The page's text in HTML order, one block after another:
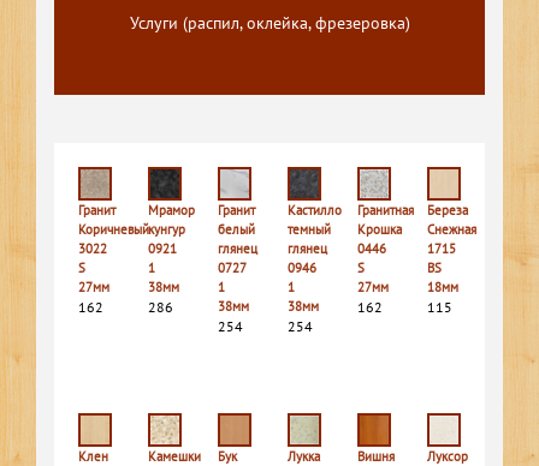
Услуги (распил, оклейка, фрезеровка)
Гранит
Коричневый
3022
S
27мм
162
Мрамор
кунгур
0921
1
38мм
286
Гранит
белый
глянец
0727
1
38мм
254
Кастилло
темный
глянец
0946
1
38мм
254
Гранитная
Крошка
0446
S
27мм
162
Береза
Снежная
1715
BS
18мм
115
Клен
Камешки
Бук
Лукка
Вишня
Луксор